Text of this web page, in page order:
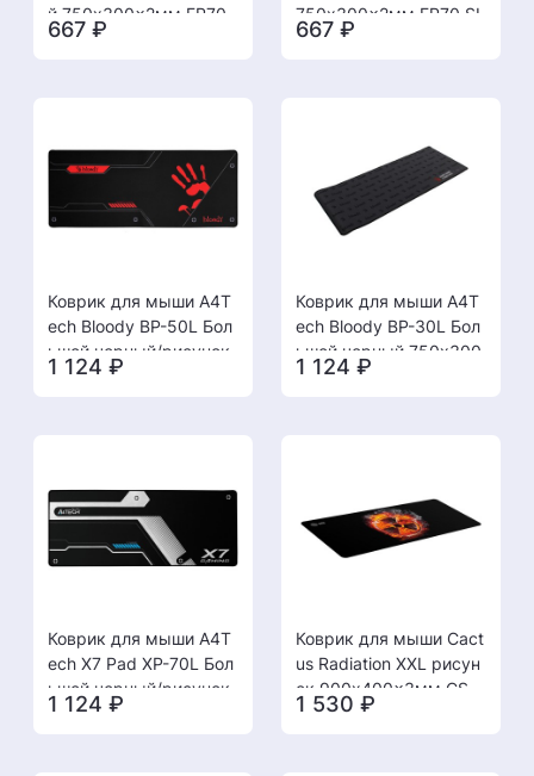
й 750x300x2мм FP70
BLACK [13.12]
667 ₽
750x300x2мм FP70 SI
LVER [13.12]
667 ₽
Коврик для мыши A4T
ech Bloody BP-50L Бол
ьшой черный/рисунок
750x300x3мм [13.12]
1 124 ₽
Коврик для мыши A4T
ech Bloody BP-30L Бол
ьшой черный 750x300
x3мм [13.12]
1 124 ₽
Коврик для мыши A4T
ech X7 Pad XP-70L Бол
ьшой черный/рисунок
750x300x3мм [13.12]
1 124 ₽
Коврик для мыши Cact
us Radiation XXL рисун
ок 900x400x3мм CS-
MP-PRO08XXL [13.12]
1 530 ₽